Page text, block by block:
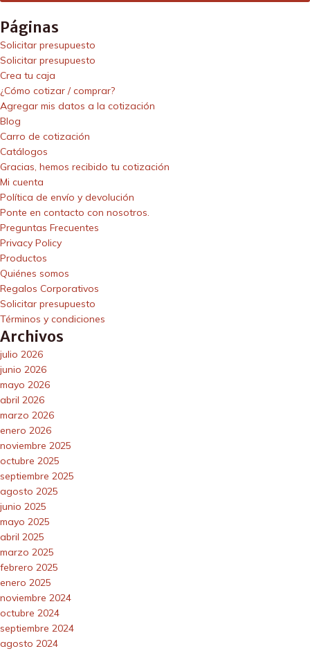
Páginas
Solicitar presupuesto
Solicitar presupuesto
Crea tu caja
¿Cómo cotizar / comprar?
Agregar mis datos a la cotización
Blog
Carro de cotización
Catálogos
Gracias, hemos recibido tu cotización
Mi cuenta
Política de envío y devolución
Ponte en contacto con nosotros.
Preguntas Frecuentes
Privacy Policy
Productos
Quiénes somos
Regalos Corporativos
Solicitar presupuesto
Términos y condiciones
Archivos
julio 2026
junio 2026
mayo 2026
abril 2026
marzo 2026
enero 2026
noviembre 2025
octubre 2025
septiembre 2025
agosto 2025
junio 2025
mayo 2025
abril 2025
marzo 2025
febrero 2025
enero 2025
noviembre 2024
octubre 2024
septiembre 2024
agosto 2024